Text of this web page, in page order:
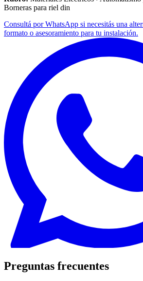
Borneras para riel din
Consultá por WhatsApp si necesitás una
formato o asesoramiento para tu instalación.
Preguntas frecuentes